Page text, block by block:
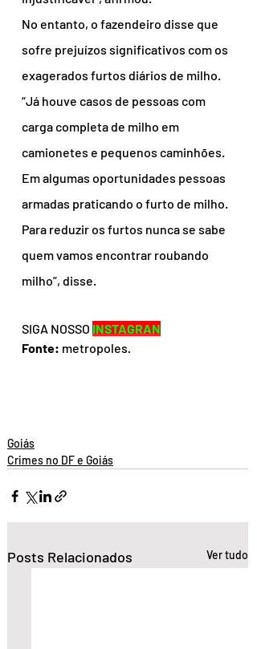
No entanto, o fazendeiro disse que
sofre prejuízos significativos com os
exagerados furtos diários de milho.
“Já houve casos de pessoas com
carga completa de milho em
camionetes e pequenos caminhões.
Em algumas oportunidades pessoas
armadas praticando o furto de milho.
Para reduzir os furtos nunca se sabe
quem vamos encontrar roubando
milho”, disse.
SIGA NOSSO INSTAGRAN
Fonte: metropoles.
Goiás
Crimes no DF e Goiás
Posts Relacionados Ver tudo